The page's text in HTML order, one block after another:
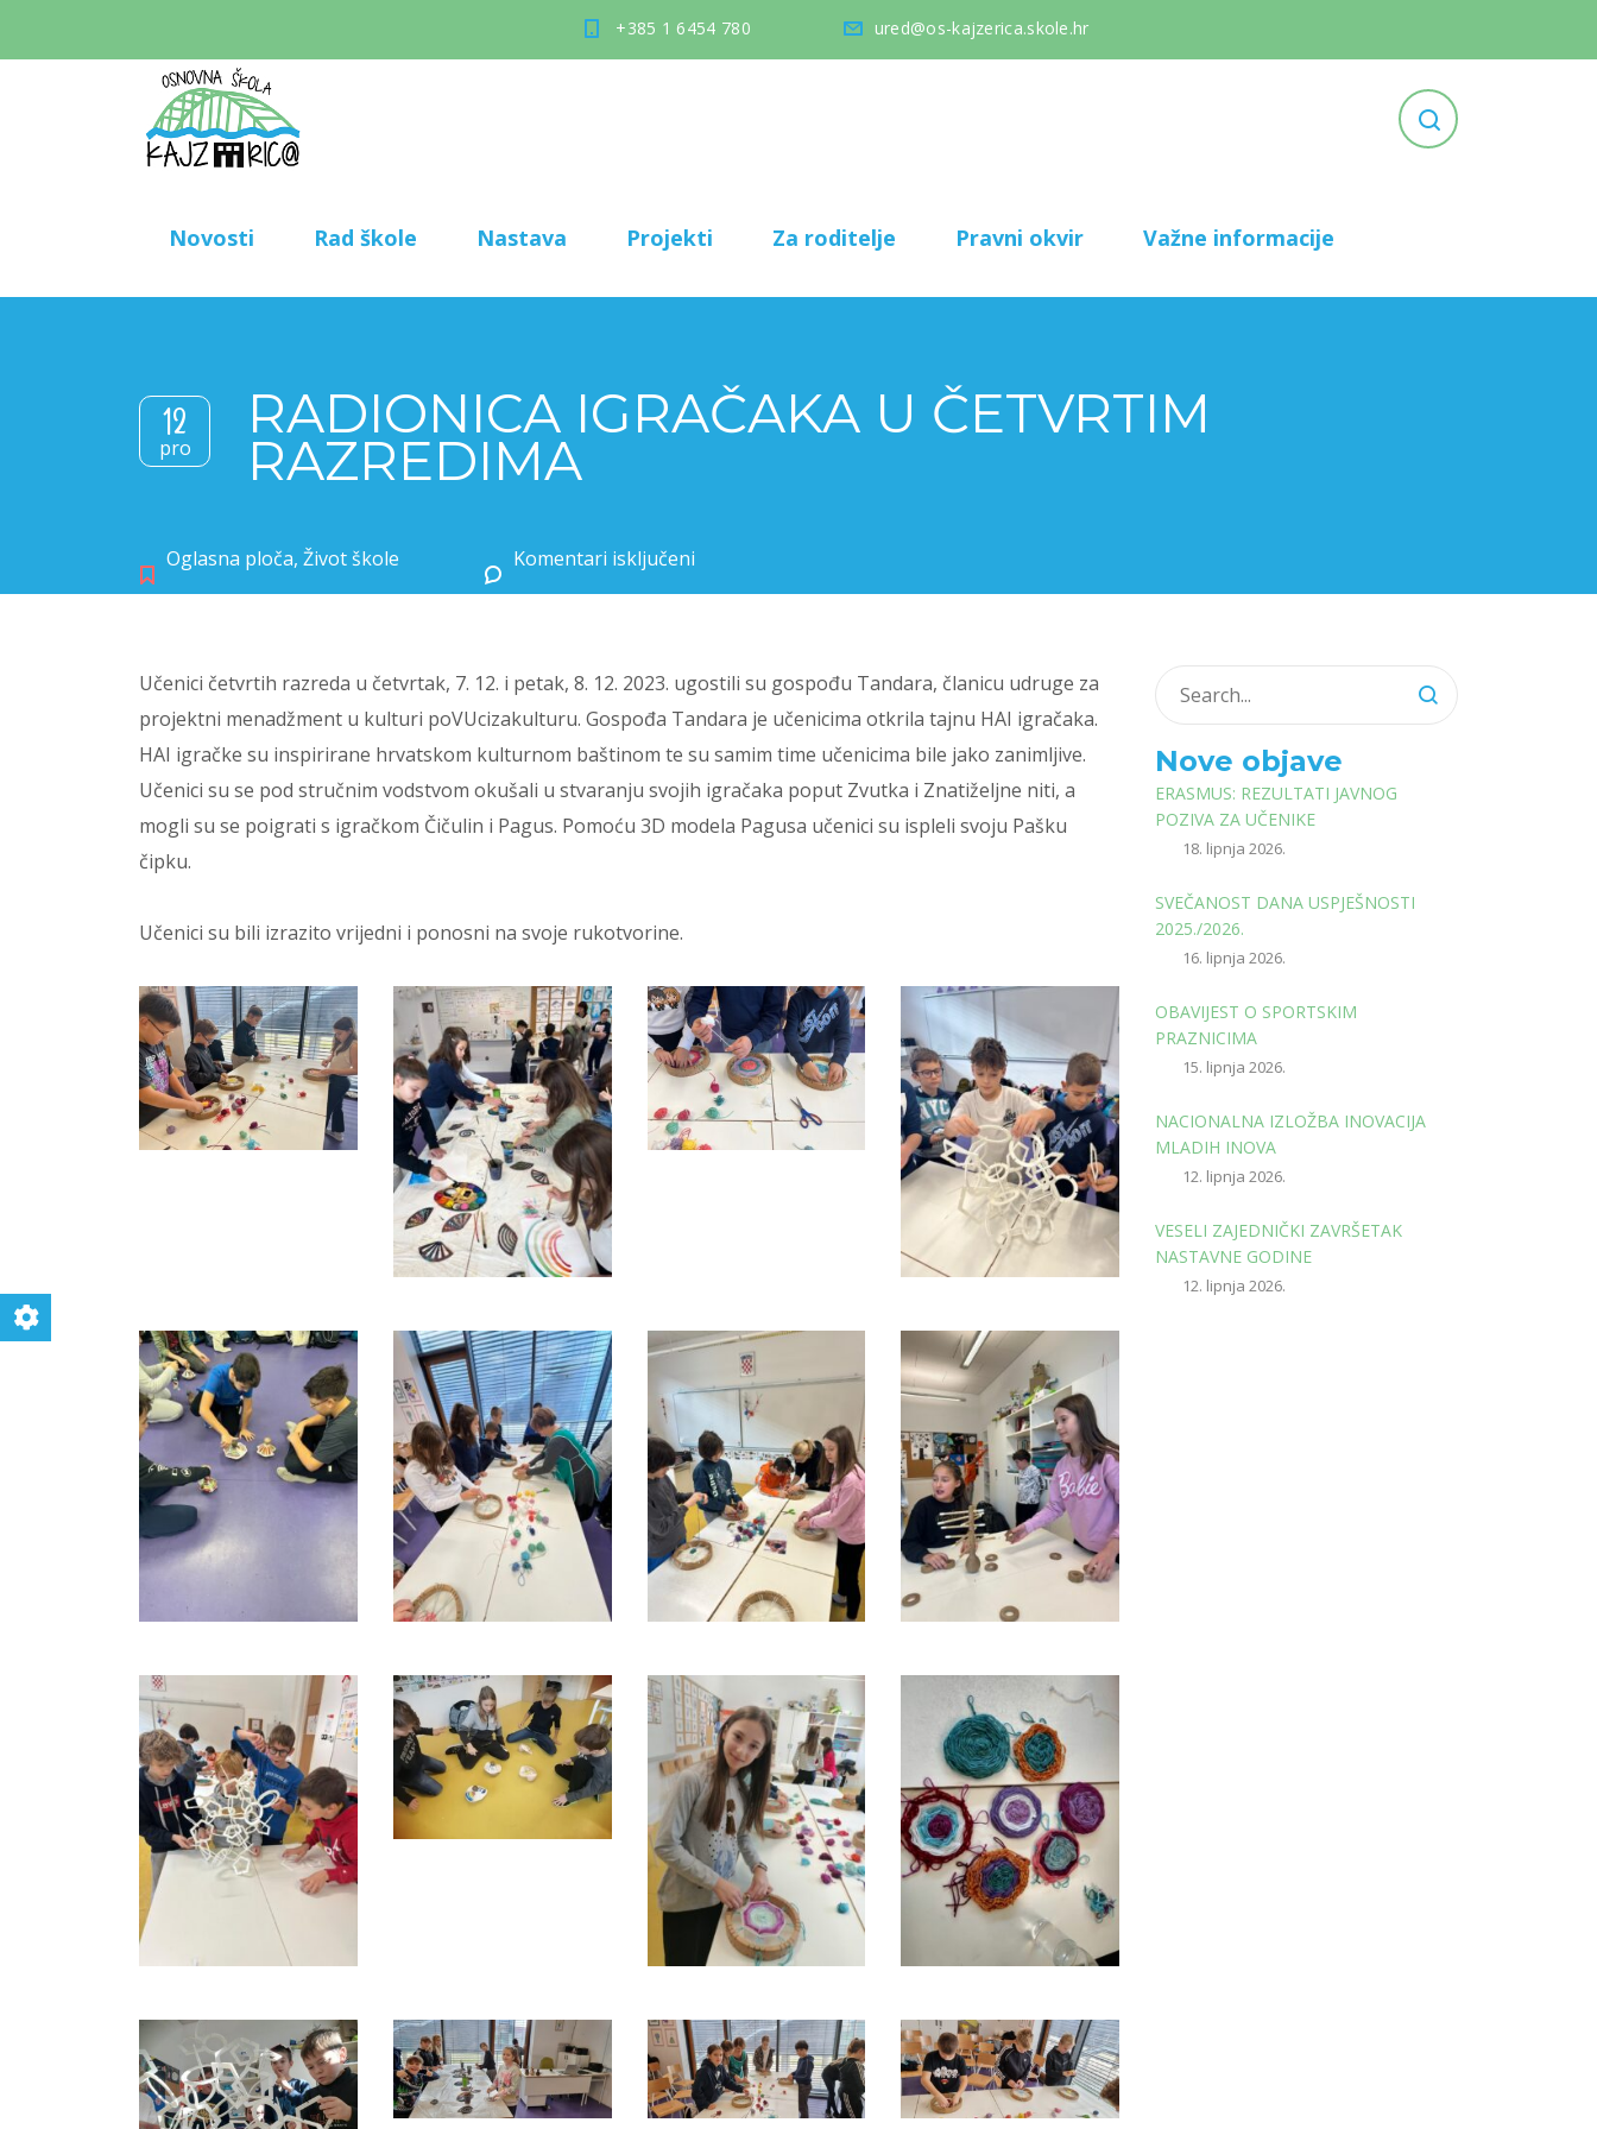
+385 1 6454 780 ured@os-kajzerica.skole.hr
Novosti Rad škole Nastava Projekti Za roditelje Pravni okvir Važne informacije
12
pro
RADIONICA IGRAČAKA U ČETVRTIM
RAZREDIMA
Oglasna ploča, Život škole Komentari isključeni
Učenici četvrtih razreda u četvrtak, 7. 12. i petak, 8. 12. 2023. ugostili su gospođu Tandara, članicu udruge za
projektni menadžment u kulturi poVUcizakulturu. Gospođa Tandara je učenicima otkrila tajnu HAI igračaka.
HAI igračke su inspirirane hrvatskom kulturnom baštinom te su samim time učenicima bile jako zanimljive.
Učenici su se pod stručnim vodstvom okušali u stvaranju svojih igračaka poput Zvutka i Znatiželjne niti, a
mogli su se poigrati s igračkom Čičulin i Pagus. Pomoću 3D modela Pagusa učenici su ispleli svoju Pašku
čipku.
Učenici su bili izrazito vrijedni i ponosni na svoje rukotvorine.
Nove objave
ERASMUS: REZULTATI JAVNOG
POZIVA ZA UČENIKE
18. lipnja 2026.
SVEČANOST DANA USPJEŠNOSTI
2025./2026.
16. lipnja 2026.
OBAVIJEST O SPORTSKIM
PRAZNICIMA
15. lipnja 2026.
NACIONALNA IZLOŽBA INOVACIJA
MLADIH INOVA
12. lipnja 2026.
VESELI ZAJEDNIČKI ZAVRŠETAK
NASTAVNE GODINE
12. lipnja 2026.